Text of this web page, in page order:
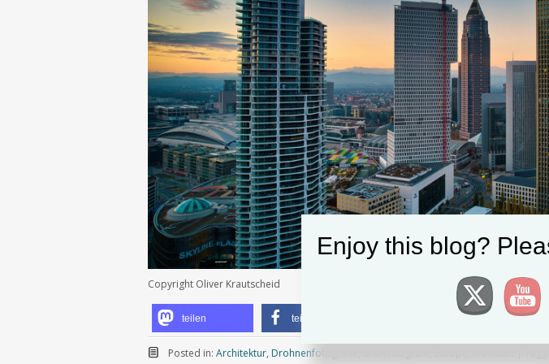
Copyright Oliver Krautscheid
teilen teilen
Posted in: Architektur, Drohnenfotografie
Enjoy this blog?